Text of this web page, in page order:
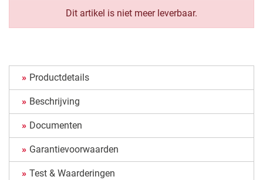
Dit artikel is niet meer leverbaar.
Productdetails
Beschrijving
Documenten
Garantievoorwaarden
Test & Waarderingen